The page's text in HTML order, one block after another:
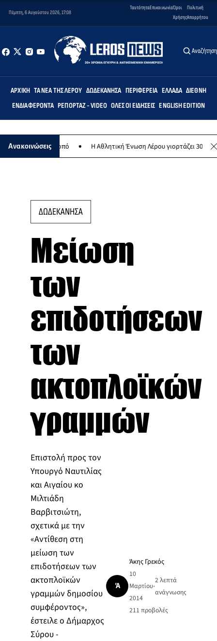
Πέμπτη, 6 Αυγούστου 2026, 17:08
ΤαυτότηταΕπικοινωνίαΌροι
Χρήσης
Πολιτική
Απορρήτου
Αναζήτηση
ΑΡΧΙΚΉ ΤΑ ΝΈΑ ΤΗΣ ΛΈΡΟΥ ΔΩΔΕΚΆΝΗΣΑ ΠΕΡΙΦΈΡΕΙΑ ΕΛΛΆΔΑ ΔΙΕΘΝΉ
ΕΝΔΙΑΦΈΡΟΝΤΑ ΡΕΠΟΡΤΆΖ - VIDEO ΌΛΕΣ ΟΙ ΕΙΔΉΣΕΙΣ ENGLISH EDITION
Ανακοινώσεις
σκοπό Η Αθλητική Ένωση Λέρου γιορτάζει 30 χρόνια
ΔΩΔΕΚΑΝΗΣΑ
Μείωση
των
επιδοτήσεων
των
ακτοπλοϊκών
γραμμών
Επιστολή προς τον
Υπουργό Ναυτιλίας
και Αιγαίου κο
Μιλτιάδη
Βαρβιτσιώτη,
σχετικά με την
«Αντίθεση στη
μείωση των
επιδοτήσεων των
ακτοπλοϊκών
γραμμών δημοσίου
συμφέροντος»,
έστειλε ο Δήμαρχος
Σύρου -
Ά
Άκης Γρεκός
10
Μαρτίου
2014
•
2 λεπτά
ανάγνωσης
211 προβολές